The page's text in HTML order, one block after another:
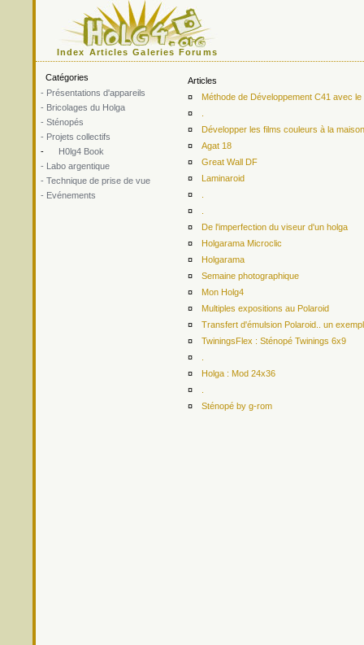
Index Articles Galeries Forums
Catégories
- Présentations d'appareils
- Bricolages du Holga
- Sténopés
- Projets collectifs
-
H0lg4 Book
- Labo argentique
- Technique de prise de vue
- Evénements
Articles
¤
Méthode de Développement C41 avec
¤
¤
Développer les films couleurs à la
¤
Agat 18
¤
Great Wall DF
¤
Laminaroid
¤
¤
¤
De l'imperfection du viseur d'un holga
¤
Holgarama Microclic
¤
Holgarama
¤
Semaine photographique
¤
Mon Holg4
¤
Multiples expositions au Polaroid
¤
Transfert d'émulsion Polaroid.. un
¤
TwiningsFlex : Sténopé Twinings 6x9
¤
¤
Holga : Mod 24x36
¤
¤
Sténopé by g-rom